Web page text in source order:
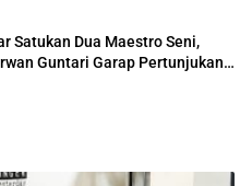
Satukan Dua Maestro Seni,
Guntari Garap Pertunjukan